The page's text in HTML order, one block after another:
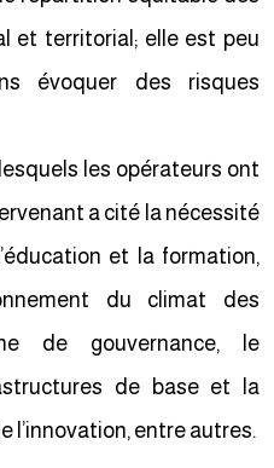
et territorial; elle est peu
évoquer des risques
les opérateurs ont
a cité la nécessité
et la formation,
du climat des
de gouvernance, le
de base et la
l’innovation, entre autres.